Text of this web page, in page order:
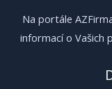
Na portále
informací o Vašich